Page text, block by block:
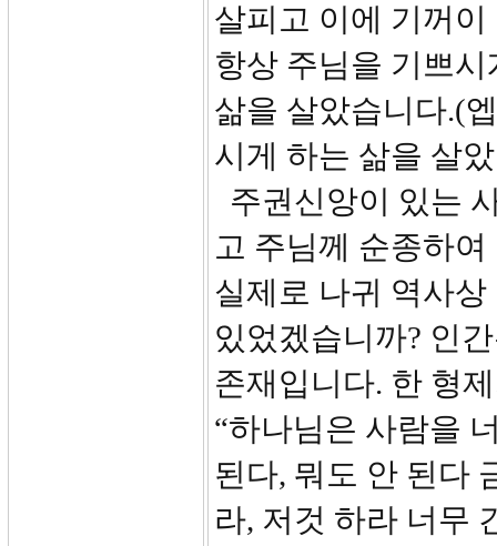
살피고 이에 기꺼
항상 주님을 기쁘
삶을 살았습니다.(
시게 하는 삶을 살
주권신앙이 있는
고 주님께 순종하
실제로 나귀 역사
있었겠습니까? 인
존재입니다. 한 형
“하나님은 사람을
된다, 뭐도 안 된다
라, 저것 하라 너무